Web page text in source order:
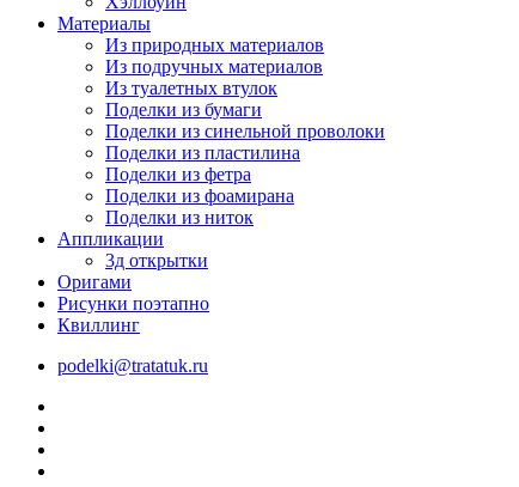
Материалы
Из природных материалов
Из подручных материалов
Из туалетных втулок
Поделки из бумаги
Поделки из синельной проволоки
Поделки из пластилина
Поделки из фетра
Поделки из фоамирана
Поделки из ниток
Аппликации
3д открытки
Оригами
Рисунки поэтапно
Квиллинг
podelki@tratatuk.ru